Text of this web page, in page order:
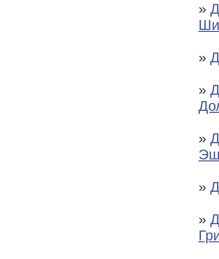
»
»
»
»
»
»